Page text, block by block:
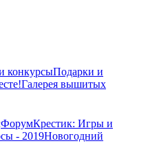
конкурсыПодарки и
Галерея вышитых
ФорумКрестик: Игры и
- 2019Новогодний